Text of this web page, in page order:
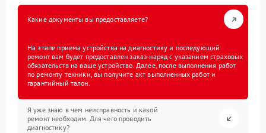
Какие документы вы предоставляете?
На этапе приема устройства на диагностику и последующий
ремонт вам будет предоставлен заказ-наряд с указанием страховых
обязательств на ваше устройство. Далее, после выполнения работ
по ремонту техники, вы получите акт выполненных работ и
гарантийный талон.
Я уже знаю в чем неисправность и какой
ремонт необходим. Для чего проводить
диагностику?